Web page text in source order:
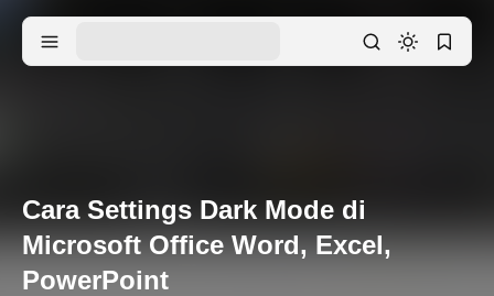
Cara Settings Dark Mode di
Microsoft Office Word, Excel,
PowerPoint